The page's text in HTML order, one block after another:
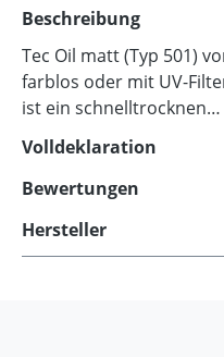
Beschreibung
Tec Oil matt (Typ 501)
farblos oder mit UV-
ist ein schnelltrocknen…
Volldeklaration
Bewertungen
Hersteller